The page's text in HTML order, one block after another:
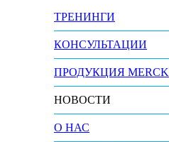
ТРЕНИНГИ
КОНСУЛЬТАЦИИ
ПРОДУКЦИЯ MERCK
НОВОСТИ
О НАС